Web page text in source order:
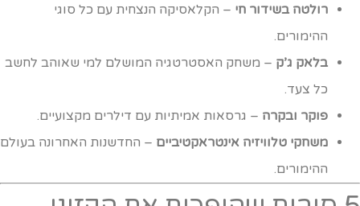
רולטה בשידור חי– הקלאסיקה הנצחית עם כל סוגי
ההימורים.
בלאק ג’ק– משחק האסטרטגיה המושלם למי שאוהב לחשב
כל צעד.
פוקר ובקרה– גרסאות אמיתיות עם דילרים מקצועיים.
משחקי טלוויזיה אינטראקטיביים– החדשנות האחרונה בעולם
ההימורים.